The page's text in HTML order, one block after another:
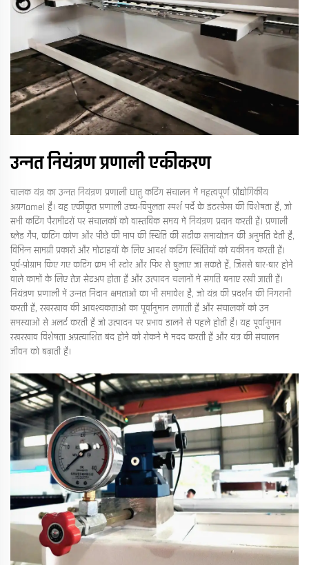
उन्नत नियंत्रण प्रणाली एकीकरण
चालक यंत्र का उन्नत नियंत्रण प्रणाली धातु कटिंग संचालन में महत्वपूर्ण प्रौद्योगिकीय
अग्रगamel है। यह एकीकृत प्रणाली उच्च-विपुलता स्पर्श पर्दे के इंटरफ़ेस की विशेषता है, जो
सभी कटिंग पैरामीटरों पर संचालकों को वास्तविक समय में नियंत्रण प्रदान करती है। प्रणाली
ब्लेड गैप, कटिंग कोण और पीछे की माप की स्थिति की सटीक समायोजन की अनुमति देती है,
विभिन्न सामग्री प्रकारों और मोटाइयों के लिए आदर्श कटिंग स्थितियों को यकीनन करती है।
पूर्व-प्रोग्राम किए गए कटिंग क्रम भी स्टोर और फिर से बुलाए जा सकते हैं, जिससे बार-बार होने
वाले कामों के लिए तेज सेटअप होता है और उत्पादन चलानों में संगति बनाए रखी जाती है।
नियंत्रण प्रणाली में उन्नत निदान क्षमताओं का भी समावेश है, जो यंत्र की प्रदर्शन की निगरानी
करती है, रखरखाव की आवश्यकताओं का पूर्वानुमान लगाती है और संचालकों को उन
समस्याओं से अलर्ट करती है जो उत्पादन पर प्रभाव डालने से पहले होती हैं। यह पूर्वानुमान
रखरखाव विशेषता अप्रत्याशित बंद होने को रोकने में मदद करती है और यंत्र की संचालन
जीवन को बढ़ाती है।